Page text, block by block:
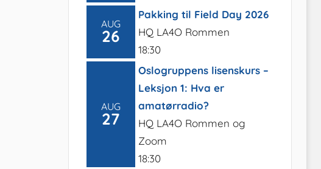
AUG
26
Pakking til Field Day 2026
HQ LA4O Rommen
18:30
AUG
27
Oslogruppens lisenskurs –
Leksjon 1: Hva er
amatørradio?
HQ LA4O Rommen og
Zoom
18:30